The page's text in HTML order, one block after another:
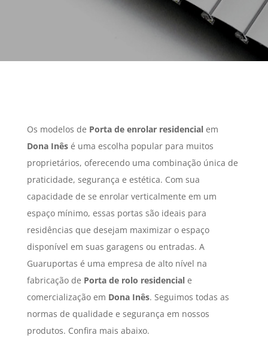
Os modelos de Porta de enrolar residencialem
Dona Inêsé uma escolha popular para muitos
proprietários, oferecendo uma combinação única de
praticidade, segurança e estética. Com sua
capacidade de se enrolar verticalmente em um
espaço mínimo, essas portas são ideais para
residências que desejam maximizar o espaço
disponível em suas garagens ou entradas. A
Guaruportas é uma empresa de alto nível na
fabricação de Porta de rolo residenciale
comercialização em Dona Inês. Seguimos todas as
normas de qualidade e segurança em nossos
produtos. Confira mais abaixo.